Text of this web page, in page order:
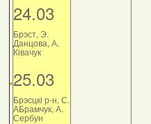
24.03
Брэст, Э.
Данцова, А.
Ківачук
25.03
Брэсцкі р-н, С.
АБрамчук, А.
Сербун